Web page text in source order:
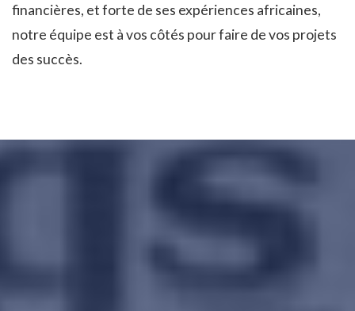
financières, et forte de ses expériences africaines,
notre équipe est à vos côtés pour faire de vos projets
des succès.